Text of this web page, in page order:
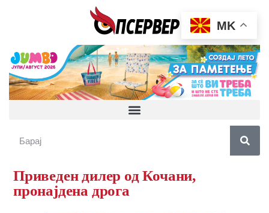
Приведен дилер од Кочани,
пронајдена дрога
MK